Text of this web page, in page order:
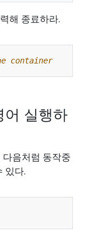
해 종료하라.
container
어 실행하
음처럼 동작중
있다.